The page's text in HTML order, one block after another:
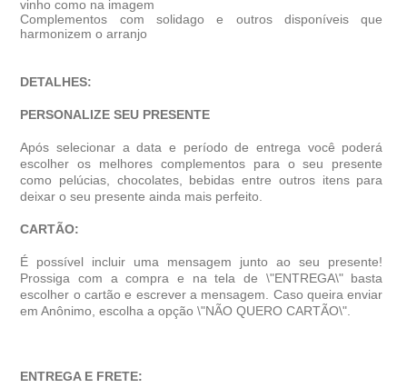
vinho como na imagem
Complementos com solidago e outros disponíveis que
harmonizem o arranjo
DETALHES:
PERSONALIZE SEU PRESENTE
Após selecionar a data e período de entrega você poder
escolher os melhores complementos para o seu presente
como pelúcias, chocolates, bebidas entre outros itens para
deixar o seu presente ainda mais perfeito.
CARTÃO:
É possível incluir uma mensagem junto ao seu presente!
Prossiga com a compra e na tela de \"ENTREGA\" basta
escolher o cartão e escrever a mensagem. Caso queira enviar
em Anônimo, escolha a opção \"NÃO QUERO CARTÃO\".
ENTREGA E FRETE: